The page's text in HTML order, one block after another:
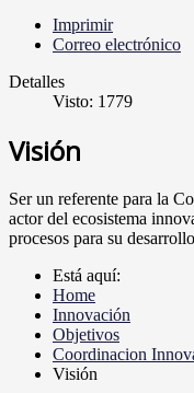
Imprimir
Correo electrónico
Detalles
Visto: 1779
Visión
Ser un referente para la
actor del ecosistema
procesos para su
Está aquí:
Home
Innovación
Objetivos
Coordinacion
Visión